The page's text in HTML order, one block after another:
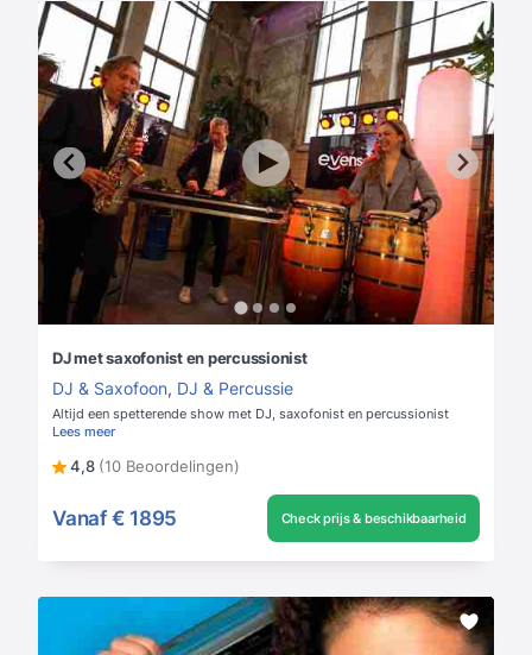
DJ met saxofonist en percussionist
DJ & Saxofoon, DJ & Percussie
Altijd een spetterende show met DJ, saxofonist en percussionist
Lees meer
4,8 (10 Beoordelingen)
Vanaf € 1895 Check prijs & beschikbaarheid